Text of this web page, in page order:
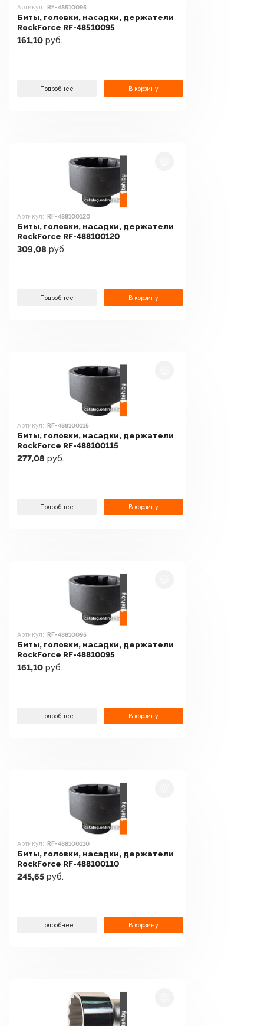
Артикул: RF-48510095
Биты, головки, насадки, держатели
RockForce RF-48510095
161,10 руб.
Подробнее В корзину
Артикул: RF-488100120
Биты, головки, насадки, держатели
RockForce RF-488100120
309,08 руб.
Подробнее В корзину
Артикул: RF-488100115
Биты, головки, насадки, держатели
RockForce RF-488100115
277,08 руб.
Подробнее В корзину
Артикул: RF-48810095
Биты, головки, насадки, держатели
RockForce RF-48810095
161,10 руб.
Подробнее В корзину
Артикул: RF-488100110
Биты, головки, насадки, держатели
RockForce RF-488100110
245,65 руб.
Подробнее В корзину